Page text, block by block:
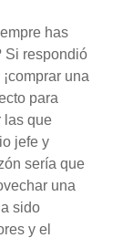
has
Si respondió
una
para
las que
jefe y
sería que
una
sido
y el